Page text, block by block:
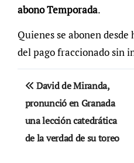
abono Temporada.
Quienes se abonen
del pago fraccionado sin
Navegación
de
entradas
David de Miranda,
pronunció en Granada
una lección catedrática
de la verdad de su toreo